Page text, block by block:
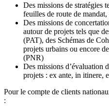
Des missions de stratégies
feuilles de route de
Des missions de
autour de projets tels que
(PAT), des Schémas de
projets urbains ou encore
(PNR)
Des missions d’évaluation
projets : ex ante, in itinere,
Pour le compte de clients
: